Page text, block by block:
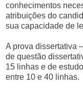
conhecimentos
atribuições do
sua capacidade de
A prova dissertativa
de questão
15 linhas e de
entre 10 e 40 linhas.